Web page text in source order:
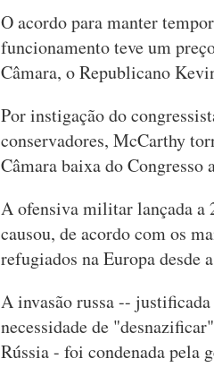
O acordo para manter
funcionamento teve um
Câmara, o Republicano
Por instigação do
conservadores, McCarthy
Câmara baixa do Congresso
A ofensiva militar lançada a
causou, de acordo com os
refugiados na Europa desde
A invasão russa --
necessidade de
Rússia - foi condenada pela